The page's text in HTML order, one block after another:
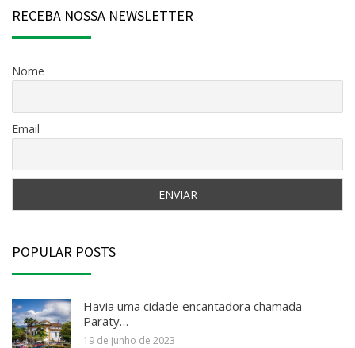
RECEBA NOSSA NEWSLETTER
Nome
Email
POPULAR POSTS
Havia uma cidade encantadora chamada
Paraty…
19 de junho de 2023